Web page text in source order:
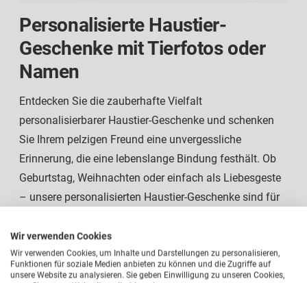
Personalisierte Haustier-
Geschenke mit Tierfotos oder
Namen
Entdecken Sie die zauberhafte Vielfalt
personalisierbarer Haustier-Geschenke und schenken
Sie Ihrem pelzigen Freund eine unvergessliche
Erinnerung, die eine lebenslange Bindung festhält. Ob
Geburtstag, Weihnachten oder einfach als Liebesgeste
– unsere personalisierten Haustier-Geschenke sind für
Weihnachtszeit eine kleine Aufmerksamkeit für Ihren
Vierbeiner. UnsereHaustiergeschenke mit eigenem
Motivwerden nicht nur Ihre vierbeinigen Begleiter
Wir verwenden Cookies
Wir verwenden Cookies, um Inhalte und Darstellungen zu personalisieren,
Funktionen für soziale Medien anbieten zu können und die Zugriffe auf
unsere Website zu analysieren. Sie geben Einwilligung zu unseren Cookies,